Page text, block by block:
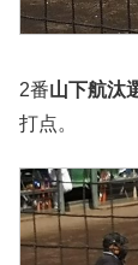
2番山下航汰
打点。